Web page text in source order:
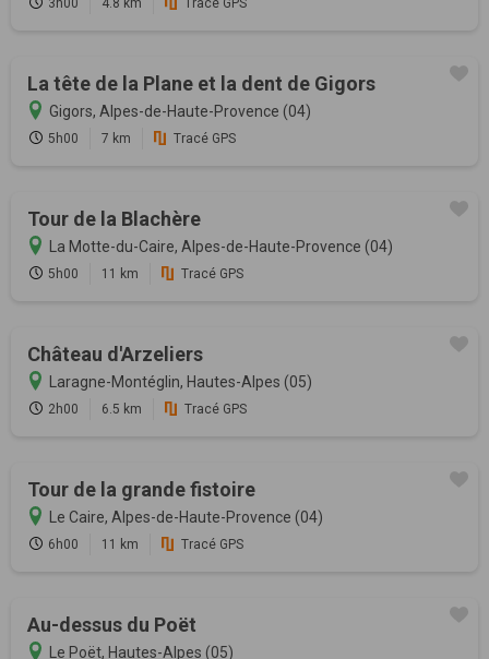
La tête de la Plane et la dent de Gigors
Gigors, Alpes-de-Haute-Provence (04)
5h00 7 km Tracé GPS
Tour de la Blachère
La Motte-du-Caire, Alpes-de-Haute-Provence (04)
5h00 11 km Tracé GPS
Château d'Arzeliers
Laragne-Montéglin, Hautes-Alpes (05)
2h00 6.5 km Tracé GPS
Tour de la grande fistoire
Le Caire, Alpes-de-Haute-Provence (04)
6h00 11 km Tracé GPS
Au-dessus du Poët
Le Poët, Hautes-Alpes (05)